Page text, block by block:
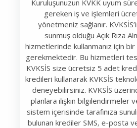
Kuruluşunuzun KVKK uyum
gereken iş ve işlemleri
yönetmeniz sağlanır.
sunmuş olduğu Açık Rıza
hizmetlerinde kullanmanız için bir
gerekmektedir. Bu hizmetleri
KVKSİS size ücretsiz 5 adet kredi
kredileri kullanarak KVKSİS
deneyebilirsiniz. KVKSİS
planlara ilişkin bilgilendirmeler
sistem içerisinde tarafınıza
bulunan krediler SMS, e-posta